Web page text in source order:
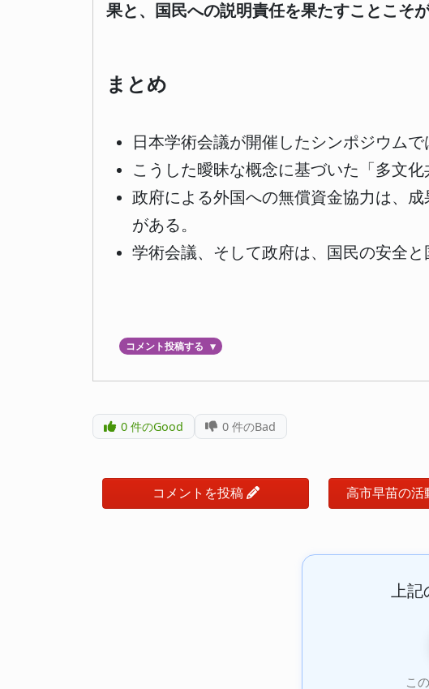
果と、国民への説明責任を果たすことこそ
まとめ
日本学術会議が開催したシンポジウム
こうした曖昧な概念に基づいた「多文
政府による外国への無償資金協力は、
がある。
学術会議、そして政府は、国民の安全
コメント投稿する ▼
0件のGood 0 件のBad
コメントを投稿 高市早苗の活
上記
こ